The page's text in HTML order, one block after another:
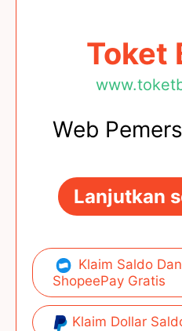
Toket
Web
Lanjutkan
Klaim Saldo
ShopeePay Gratis
Klaim Dollar